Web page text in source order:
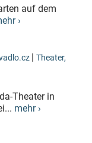
auf dem
›
| Theater,
Theater in
mehr ›